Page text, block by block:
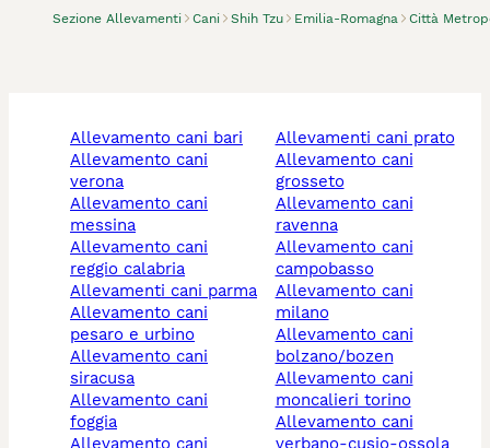
Sezione Allevamenti Cani Shih Tzu Emilia-Romagna Città
allevamento cani bari
allevamento cani
verona
allevamento cani
messina
allevamento cani
reggio calabria
allevamenti cani parma
allevamento cani
pesaro e urbino
allevamento cani
siracusa
allevamento cani
foggia
allevamento cani
allevamenti cani prato
allevamento cani
grosseto
allevamento cani
ravenna
allevamento cani
campobasso
allevamento cani
milano
allevamento cani
bolzano/bozen
allevamento cani
moncalieri torino
allevamento cani
verbano-cusio-ossola